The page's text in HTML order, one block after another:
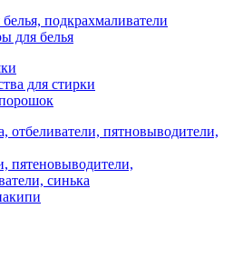
подкрахмаливатели
для белья
для стирки
отбеливатели, пятновыводители,
пятеновыводители,
синька